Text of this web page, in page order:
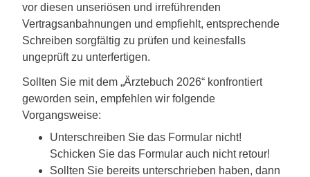
vor diesen unseriösen und irreführenden
Vertragsanbahnungen und empfiehlt, entsprechende
Schreiben sorgfältig zu prüfen und keinesfalls
ungeprüft zu unterfertigen.
Sollten Sie mit dem „Ärztebuch 2026“ konfrontiert
geworden sein, empfehlen wir folgende
Vorgangsweise:
Unterschreiben Sie das Formular nicht!
Schicken Sie das Formular auch nicht retour!
Sollten Sie bereits unterschrieben haben, dann